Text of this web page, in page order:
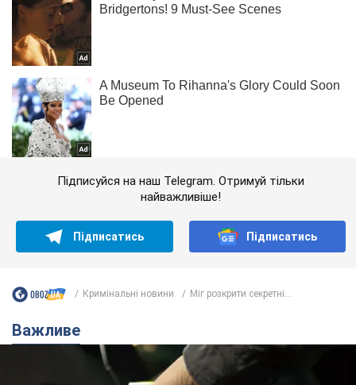
Підписуйся на наш Telegram. Отримуй тільки
найважливіше!
Підписатись Підписатись
Кримінальні новини Міг розкрити секретні...
Важливе